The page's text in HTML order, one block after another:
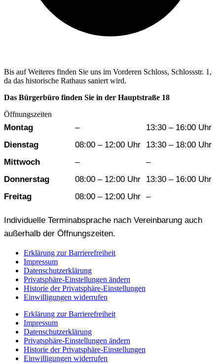
Bis auf Weiteres finden Sie uns im Vorderen Schloss, Schlossstr. 1,
da das historische Rathaus saniert wird.
Das Bürgerbüro finden Sie in der Hauptstraße 18
Öffnungszeiten
Wochentag Vormittag
Montag –
13:30 – 16:00 Uhr
Dienstag
08:00 – 12:00 Uhr
13:30 – 18:00 Uhr
Mittwoch
–
–
Donnerstag
08:00 – 12:00 Uhr
13:30 – 16:00 Uhr
Freitag
08:00 – 12:00 Uhr –
Individuelle Terminabsprache nach Vereinbarung auch
außerhalb der Öffnungszeiten.
Erklärung zur Barrierefreiheit
Impressum
Datenschutzerklärung
Privatsphäre-Einstellungen ändern
Historie der Privatsphäre-Einstellungen
Einwilligungen widerrufen
Erklärung zur Barrierefreiheit
Impressum
Datenschutzerklärung
Privatsphäre-Einstellungen ändern
Historie der Privatsphäre-Einstellungen
Einwilligungen widerrufen